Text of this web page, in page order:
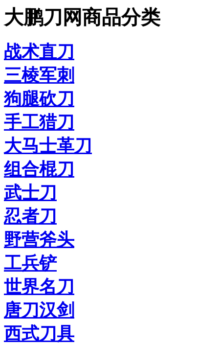
大鹏刀网商品分类
战术直刀
三棱军刺
狗腿砍刀
手工猎刀
大马士革刀
组合棍刀
武士刀
忍者刀
野营斧头
工兵铲
世界名刀
唐刀汉剑
西式刀具